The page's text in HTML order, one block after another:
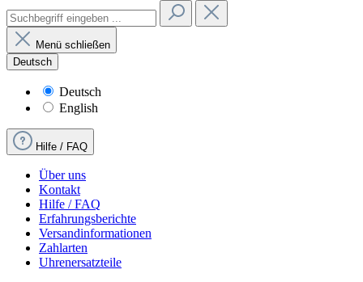
Menü schließen
Deutsch
Deutsch
English
Hilfe / FAQ
Über uns
Kontakt
Hilfe / FAQ
Erfahrungsberichte
Versandinformationen
Zahlarten
Uhrenersatzteile